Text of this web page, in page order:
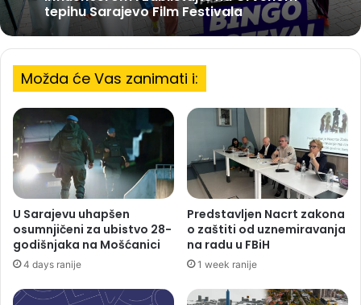
Otvorene prijave za Bingo Festival Fits:
Odaberite outfit s omiljenim
influencerom i zablistajte na Crvenom
tepihu Sarajevo Film Festivala
BBI Banka uz U16 košarkašku
reprezentaciju BiH pred EuroBasket 2026
Možda će Vas zanimati i:
U Sarajevu uhapšen
osumnjičeni za ubistvo 28-
godišnjaka na Mošćanici
4 days ranije
Predstavljen Nacrt zakona
o zaštiti od uznemiravanja
na radu u FBiH
1 week ranije